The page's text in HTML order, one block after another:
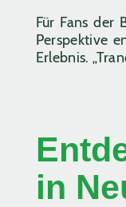
Für Fans der
Perspektive
Erlebnis.
in